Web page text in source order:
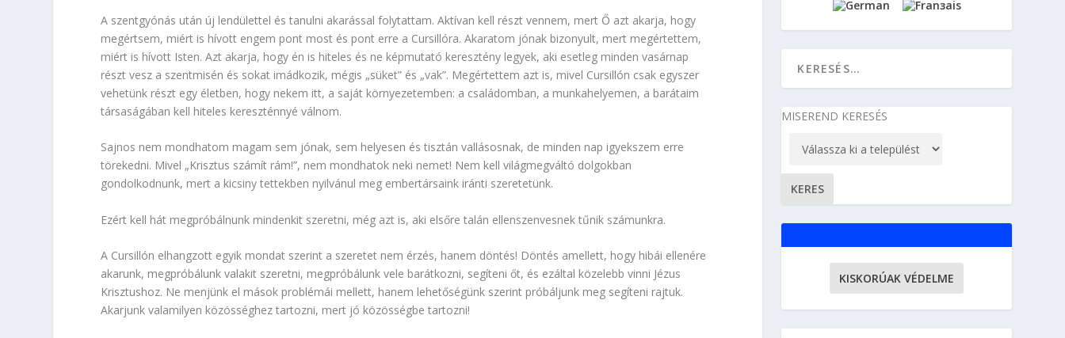
A szentgyónás után új lendülettel és tanulni akarással folytattam. Aktívan kell részt vennem, mert Ő azt akarja, hogy
megértsem, miért is hívott engem pont most és pont erre a Cursillóra. Akaratom jónak bizonyult, mert megértettem,
miért is hívott Isten. Azt akarja, hogy én is hiteles és ne képmutató keresztény legyek, aki esetleg minden vasárnap
részt vesz a szentmisén és sokat imádkozik, mégis „süket” és „vak”. Megértettem azt is, mivel Cursillón csak egyszer
vehetünk részt egy életben, hogy nekem itt, a saját környezetemben: a családomban, a munkahelyemen, a barátaim
társaságában kell hiteles kereszténnyé válnom.
Sajnos nem mondhatom magam sem jónak, sem helyesen és tisztán vallásosnak, de minden nap igyekszem erre
törekedni. Mivel „Krisztus számít rám!”, nem mondhatok neki nemet! Nem kell világmegváltó dolgokban
gondolkodnunk, mert a kicsiny tettekben nyilvánul meg embertársaink iránti szeretetünk.
Ezért kell hát megpróbálnunk mindenkit szeretni, még azt is, aki elsőre talán ellenszenvesnek tűnik számunkra.
A Cursillón elhangzott egyik mondat szerint a szeretet nem érzés, hanem döntés! Döntés amellett, hogy hibái ellenére
akarunk, megpróbálunk valakit szeretni, megpróbálunk vele barátkozni, segíteni őt, és ezáltal közelebb vinni Jézus
Krisztushoz. Ne menjünk el mások problémái mellett, hanem lehetőségünk szerint próbáljunk meg segíteni rajtuk.
Akarjunk valamilyen közösséghez tartozni, mert jó közösségbe tartozni!
MISEREND KERESÉS
KISKORÚAK VÉDELME